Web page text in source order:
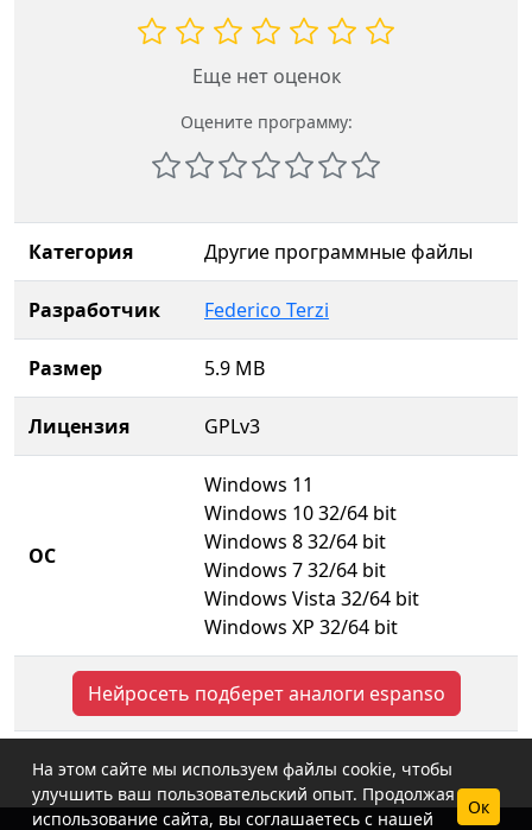
Еще нет оценок
Оцените программу:
Категория Другие программные файлы
Разработчик Federico Terzi
Размер 5.9 MB
Лицензия GPLv3
ОС
Windows 11
Windows 10 32/64 bit
Windows 8 32/64 bit
Windows 7 32/64 bit
Windows Vista 32/64 bit
Windows XP 32/64 bit
Нейросеть подберет аналоги espanso
На этом сайте мы используем файлы cookie, чтобы
улучшить ваш пользовательский опыт. Продолжая
использование сайта, вы соглашаетесь с нашей
Ок